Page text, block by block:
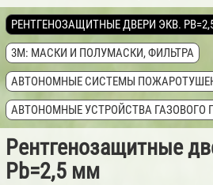
РЕНТГЕНОЗАЩИТНЫЕ ДВЕРИ ЭКВ.
3M: МАСКИ И ПОЛУМАСКИ, ФИЛЬТРА
АВТОНОМНЫЕ СИСТЕМЫ
АВТОНОМНЫЕ УСТРОЙСТВА ГАЗОВОГО
АНТИБАКТЕРИАЛЬНЫЕ ГЕЛИ ДЛЯ РУК
АПТЕЧКИ МЕДИЦИНСКИЕ ПЕРВОЙ
Рентгенозащитные
Pb=2,5 мм